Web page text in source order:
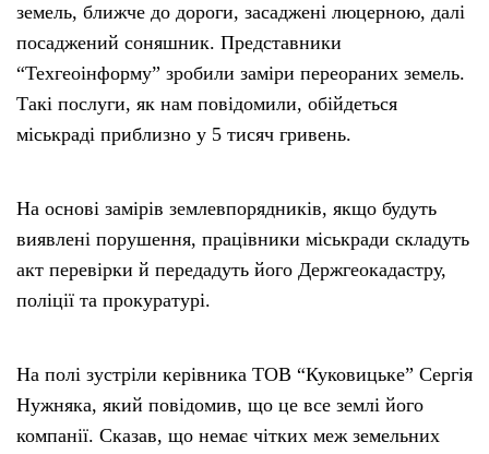
земель, ближче до дороги, засаджені люцерною, далі
посаджений соняшник. Представники
“Техгеоінформу” зробили заміри переораних земель.
Такі послуги, як нам повідомили, обійдеться
міськраді приблизно у 5 тисяч гривень.
На основі замірів землевпорядників, якщо будуть
виявлені порушення, працівники міськради складуть
акт перевірки й передадуть його Держгеокадастру,
поліції та прокуратурі.
На полі зустріли керівника ТОВ “Куковицьке” Сергія
Нужняка, який повідомив, що це все землі його
компанії. Сказав, що немає чітких меж земельних